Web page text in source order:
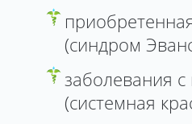
(синдром
заболевания
(системная